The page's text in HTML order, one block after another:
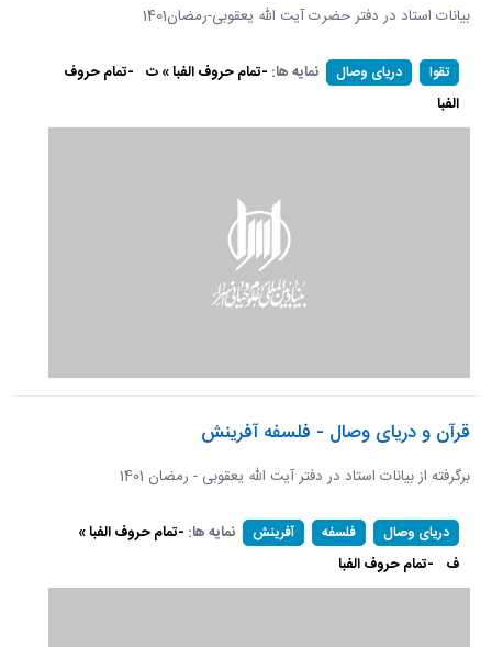
بیانات استاد در دفتر حضرت آیت الله یعقوبی-رمضان1401
تقوا دریای وصال نمایه ها: -تمام حروف الفبا » ت -تمام حروف
الفبا
قرآن و دریای وصال - فلسفه آفرینش
برگرفته از بیانات استاد در دفتر آیت الله یعقوبی - رمضان 1401
دریای وصال فلسفه آفرینش نمایه ها: -تمام حروف الفبا »
ف -تمام حروف الفبا